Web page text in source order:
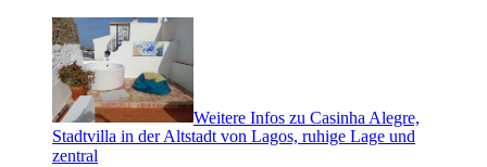
Weitere Infos zu Casinha Alegre,
Stadtvilla in der Altstadt von Lagos, ruhige Lage und
zentral